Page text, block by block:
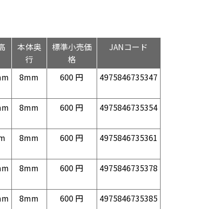
本体奥
行
標準小売価
格
JANコード
8mm 600 円 4975846735347
8mm 600 円 4975846735354
8mm 600 円 4975846735361
8mm 600 円 4975846735378
8mm 600 円 4975846735385